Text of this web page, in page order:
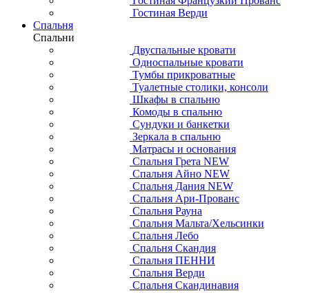
Гостиная Верди
Спальня
Спальни
Двуспальные кровати
Односпальные кровати
Тумбы прикроватные
Туалетные столики, консоли
Шкафы в спальню
Комоды в спальню
Сундуки и банкетки
Зеркала в спальню
Матрасы и основания
Спальня Грета NEW
Спальня Айно NEW
Спальня Дания NEW
Спальня Ари-Прованс
Спальня Рауна
Спальня Мальта/Хельсинки
Спальня Лебо
Спальня Скандия
Спальня ПЕННИ
Спальня Верди
Спальня Скандинавия